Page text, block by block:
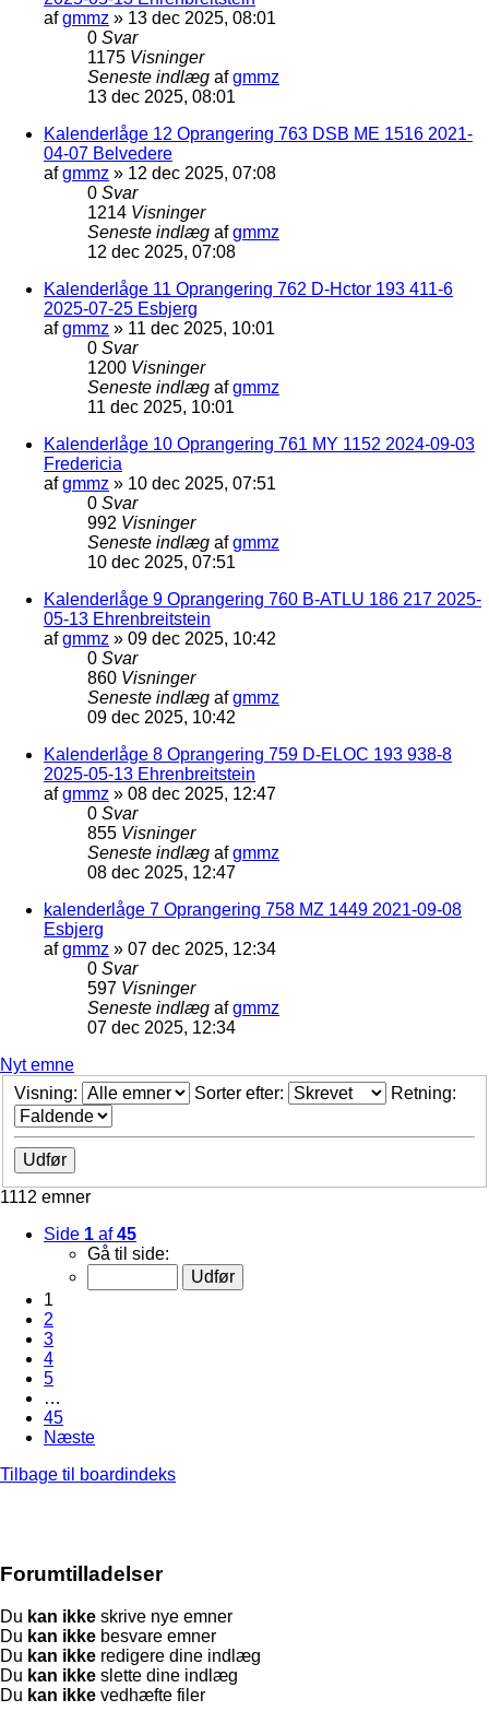
afgmmz » 13 dec 2025, 08:01
0 Svar
1175 Visninger
Seneste indlæg afgmmz
13 dec 2025, 08:01
Kalenderlåge 12 Oprangering 763 DSB ME 1516 2021-
04-07 Belvedere
afgmmz » 12 dec 2025, 07:08
0 Svar
1214 Visninger
Seneste indlæg afgmmz
12 dec 2025, 07:08
Kalenderlåge 11 Oprangering 762 D-Hctor 193 411-6
2025-07-25 Esbjerg
afgmmz » 11 dec 2025, 10:01
0 Svar
1200 Visninger
Seneste indlæg afgmmz
11 dec 2025, 10:01
Kalenderlåge 10 Oprangering 761 MY 1152 2024-09-03
Fredericia
afgmmz » 10 dec 2025, 07:51
0 Svar
992 Visninger
Seneste indlæg afgmmz
10 dec 2025, 07:51
Kalenderlåge 9 Oprangering 760 B-ATLU 186 217 2025-
05-13 Ehrenbreitstein
afgmmz » 09 dec 2025, 10:42
0 Svar
860 Visninger
Seneste indlæg afgmmz
09 dec 2025, 10:42
Kalenderlåge 8 Oprangering 759 D-ELOC 193 938-8
2025-05-13 Ehrenbreitstein
afgmmz » 08 dec 2025, 12:47
0 Svar
855 Visninger
Seneste indlæg afgmmz
08 dec 2025, 12:47
kalenderlåge 7 Oprangering 758 MZ 1449 2021-09-08
Esbjerg
afgmmz » 07 dec 2025, 12:34
0 Svar
597 Visninger
Seneste indlæg afgmmz
07 dec 2025, 12:34
Nyt emne
Visning:
Sorter efter: Retning:
1112 emner
Side 1 af45
Gå til side:
1
2
3
4
5
…
45
Næste
Tilbage til boardindeks
Forumtilladelser
Du kan ikke skrive nye emner
Du kan ikke besvare emner
Du kan ikke redigere dine indlæg
Du kan ikke slette dine indlæg
Du kan ikke vedhæfte filer